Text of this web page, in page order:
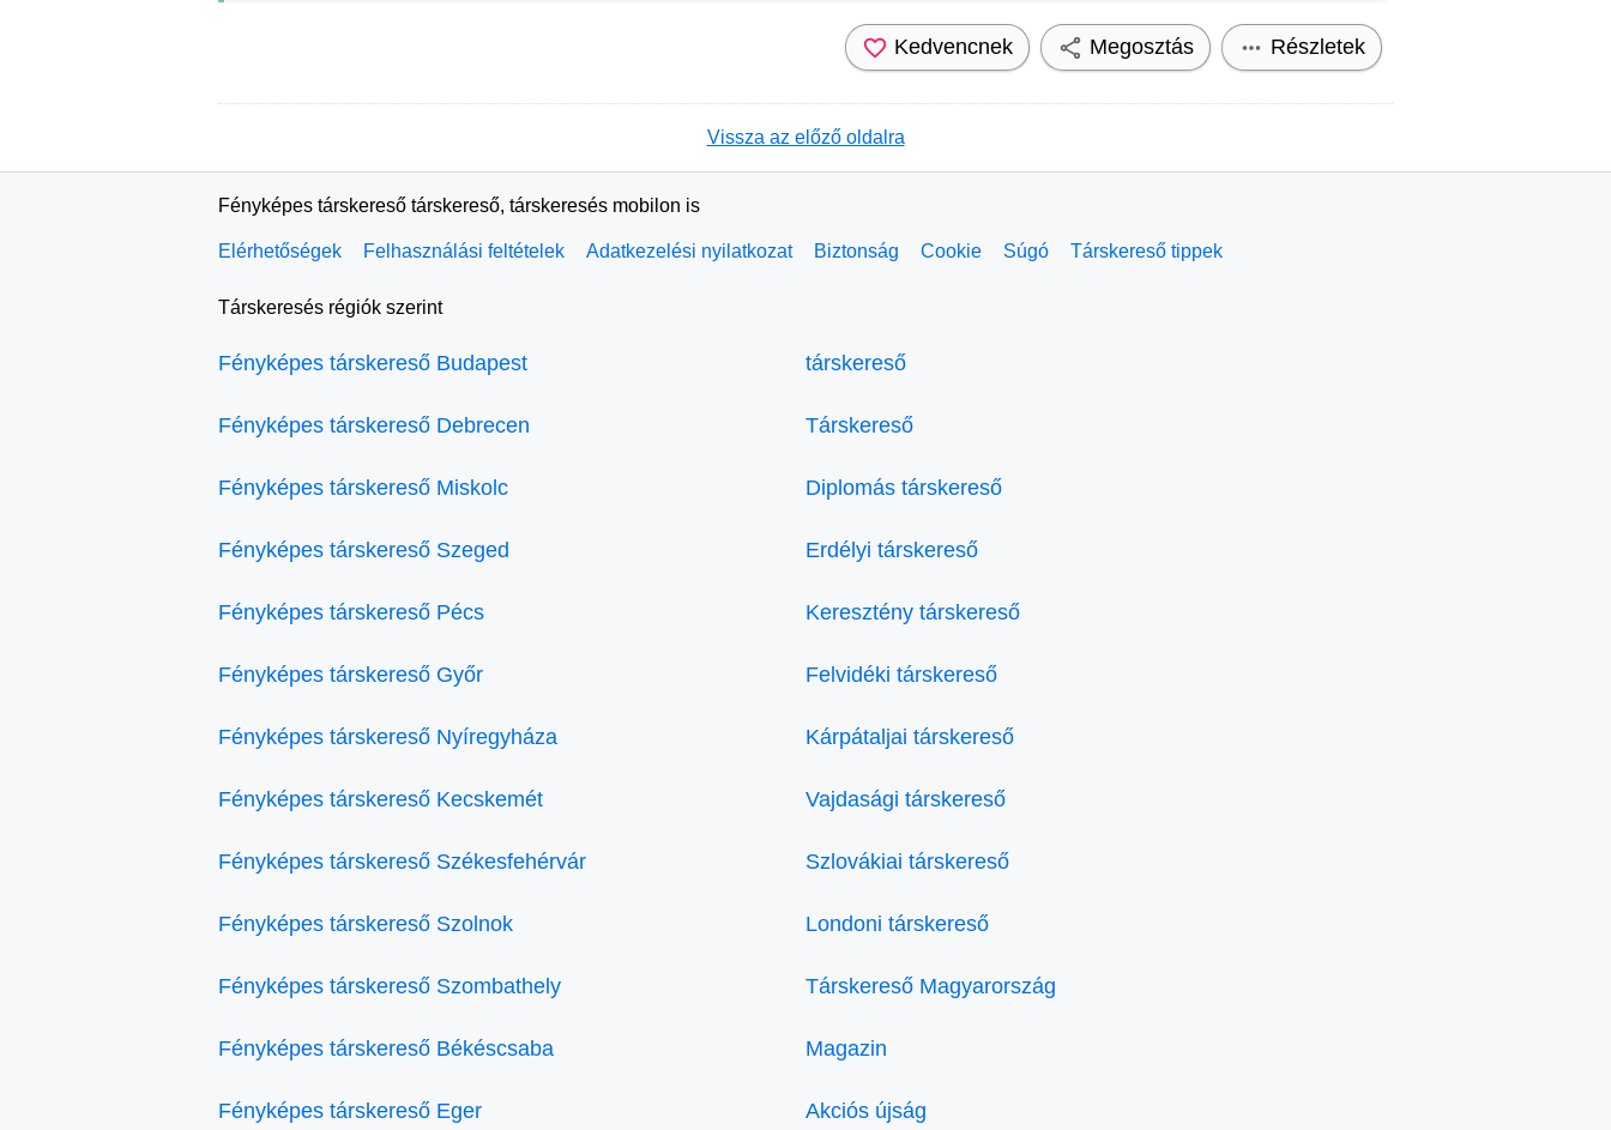
Kedvencnek Megosztás Részletek
Vissza az előző oldalra
Fényképes társkereső társkereső, társkeresés mobilon is
Elérhetőségek Felhasználási feltételek Adatkezelési nyilatkozat Biztonság Cookie Súgó Társkereső tippek
Társkeresés régiók szerint
Fényképes társkereső Budapest
Fényképes társkereső Debrecen
Fényképes társkereső Miskolc
Fényképes társkereső Szeged
Fényképes társkereső Pécs
Fényképes társkereső Győr
Fényképes társkereső Nyíregyháza
Fényképes társkereső Kecskemét
Fényképes társkereső Székesfehérvár
Fényképes társkereső Szolnok
Fényképes társkereső Szombathely
Fényképes társkereső Békéscsaba
Fényképes társkereső Eger
társkereső
Társkereső
Diplomás társkereső
Erdélyi társkereső
Keresztény társkereső
Felvidéki társkereső
Kárpátaljai társkereső
Vajdasági társkereső
Szlovákiai társkereső
Londoni társkereső
Társkereső Magyarország
Magazin
Akciós újság